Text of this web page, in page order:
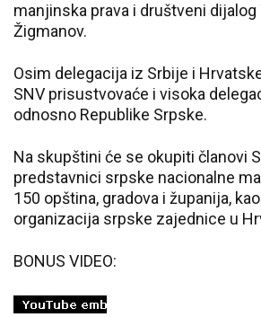
manjinska prava i društveni
Žigmanov.
Osim delegacija iz Srbije i
SNV prisustvovaće i visoka
odnosno Republike Srpske.
Na skupštini će se okupiti članovi
predstavnici srpske nacionalne
150 opština, gradova i županija,
organizacija srpske zajednice u
BONUS VIDEO: